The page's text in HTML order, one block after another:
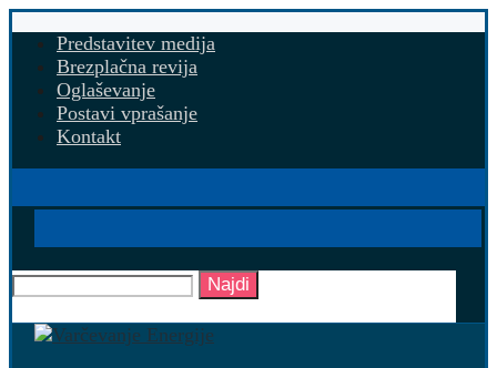
Predstavitev medija
Brezplačna revija
Oglaševanje
Postavi vprašanje
Kontakt
Najdi